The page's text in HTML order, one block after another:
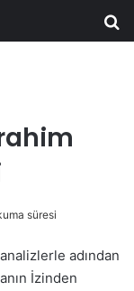
süresi
adından
İzinden